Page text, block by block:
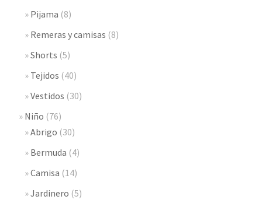
Pijama (8)
Remeras y camisas (8)
Shorts (5)
Tejidos (40)
Vestidos (30)
Niño (76)
Abrigo (30)
Bermuda (4)
Camisa (14)
Jardinero (5)